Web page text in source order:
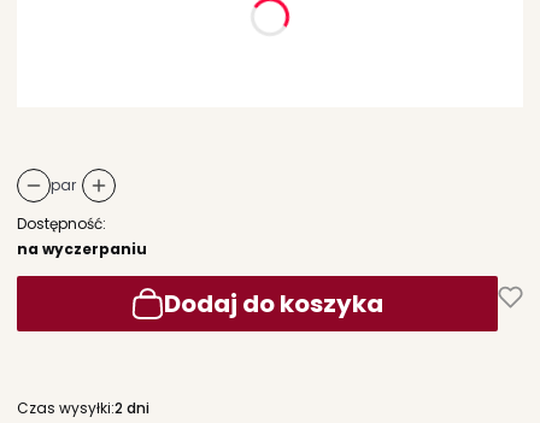
par
Dostępność:
na wyczerpaniu
Dodaj do koszyka
Czas wysyłki:2 dni